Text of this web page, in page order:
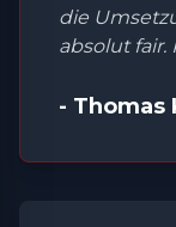
die
absolut
- Thomas